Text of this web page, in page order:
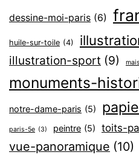
dessine-moi-paris (6)
huile-sur-toile (4)
illustration-sport (9)
monuments-
notre-dame-paris (5)
paris-5e (3) peintre (5) toits-
vue-panoramique (10)